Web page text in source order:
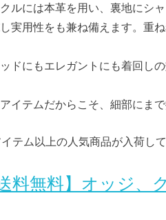
ルには本革を用い、裏地にシ
実用性をも兼ね備えます。重
ッドにもエレガントにも着回し
イテムだからこそ、細部にま
テム以上の人気商品が入荷し
送料無料】オッジ